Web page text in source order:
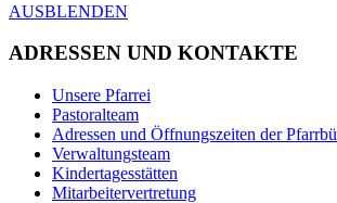
AUSBLENDEN
ADRESSEN UND KONTAKTE
Unsere Pfarrei
Pastoralteam
Adressen und Öffnungszeiten der
Verwaltungsteam
Kindertagesstätten
Mitarbeitervertretung